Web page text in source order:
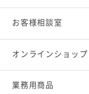
料理の基本
特集レシピ
レシピランキン
新商品・リニュ
販売終了商品一
体験・エンタメ
マヨテラス（見学
オープンキッチ
お客様相談室
お客様相談室ト
よくお寄せいた
オンラインショップ
Qummy
業務用商品